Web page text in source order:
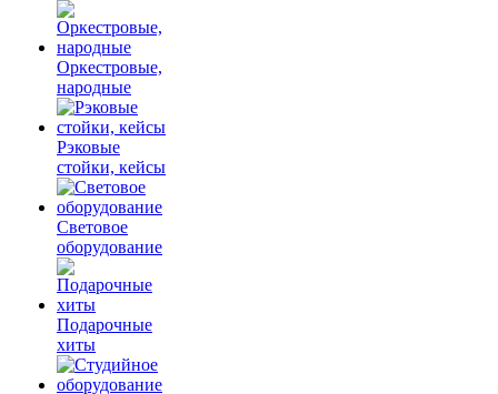
Оркестровые,
народные
Рэковые
стойки, кейсы
Световое
оборудование
Подарочные
хиты